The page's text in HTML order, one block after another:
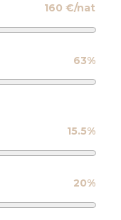
160 €/nat
63%
15.5%
20%